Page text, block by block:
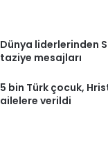
Dünya liderlerinden
taziye mesajları
5 bin Türk çocuk,
ailelere verildi